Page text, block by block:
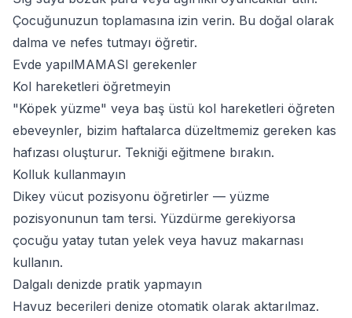
Çocuğunuzun toplamasına izin verin. Bu doğal olarak
dalma ve nefes tutmayı öğretir.
Evde yapılMAMASI gerekenler
Kol hareketleri öğretmeyin
"Köpek yüzme" veya baş üstü kol hareketleri öğreten
ebeveynler, bizim haftalarca düzeltmemiz gereken kas
hafızası oluşturur. Tekniği eğitmene bırakın.
Kolluk kullanmayın
Dikey vücut pozisyonu öğretirler — yüzme
pozisyonunun tam tersi. Yüzdürme gerekiyorsa
çocuğu yatay tutan yelek veya havuz makarnası
kullanın.
Dalgalı denizde pratik yapmayın
Havuz becerileri denize otomatik olarak aktarılmaz.